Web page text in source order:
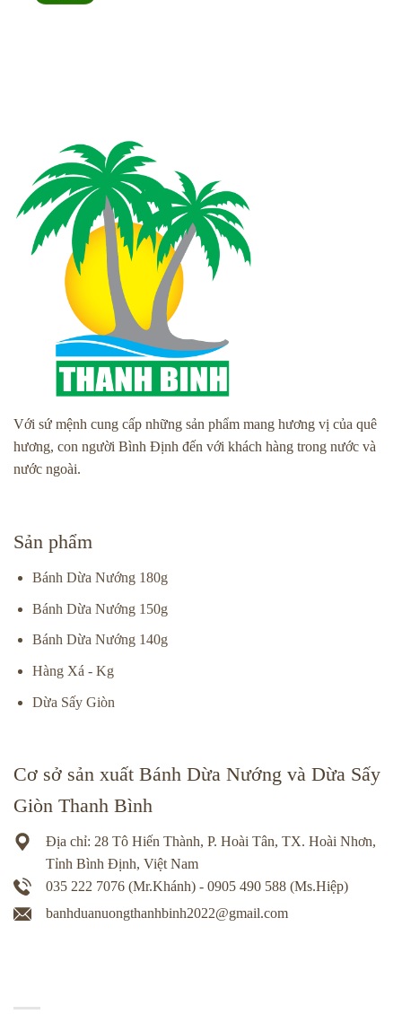
Với sứ mệnh cung cấp những sản phẩm mang hương vị của quê
hương, con người Bình Định đến với khách hàng trong nước và
nước ngoài.
Sản phẩm
Bánh Dừa Nướng 180g
Bánh Dừa Nướng 150g
Bánh Dừa Nướng 140g
Hàng Xá - Kg
Dừa Sấy Giòn
Cơ sở sản xuất Bánh Dừa Nướng và Dừa Sấy
Giòn Thanh Bình
Địa chỉ: 28 Tô Hiến Thành, P. Hoài Tân, TX. Hoài Nhơn,
Tỉnh Bình Định, Việt Nam
035 222 7076 (Mr.Khánh) - 0905 490 588 (Ms.Hiệp)
banhduanuongthanhbinh2022@gmail.com